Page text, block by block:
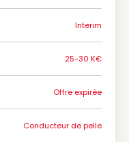
Interim
25-30 K€
Offre expirée
Conducteur de pelle